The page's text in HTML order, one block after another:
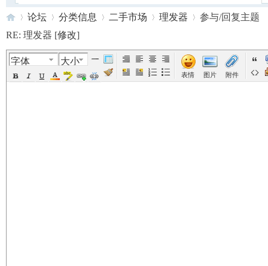
美›
论坛
›
分类信息 二手市场
›
理发器
›
参与/回复主题
RE: 理发器 [修改]
字体 大小
表情 图片 附件